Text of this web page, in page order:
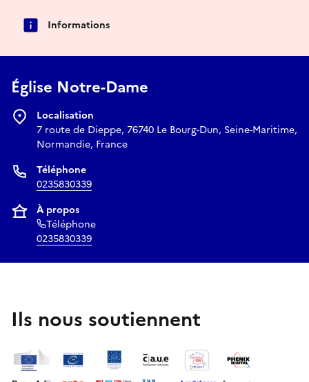
Informations
Église Notre-Dame
Localisation
7 route de Dieppe, 76740 Le Bourg-Dun, Seine-Maritime,
Normandie, France
Téléphone
0235830339
À propos
Téléphone
0235830339
Ils nous soutiennent